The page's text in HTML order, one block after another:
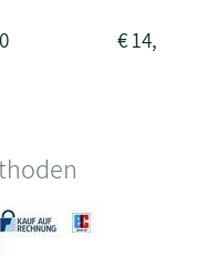
€14,00